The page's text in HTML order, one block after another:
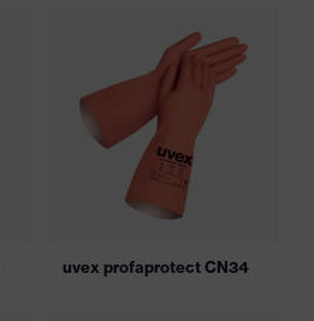
uvex profaprotect CN34